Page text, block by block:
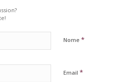
Nome *
Email *